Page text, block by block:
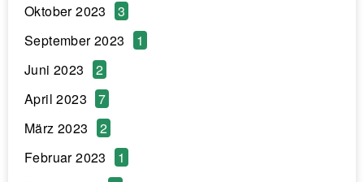
Oktober 2023
3
September 2023
1
Juni 2023
2
April 2023
7
März 2023
2
Februar 2023
1